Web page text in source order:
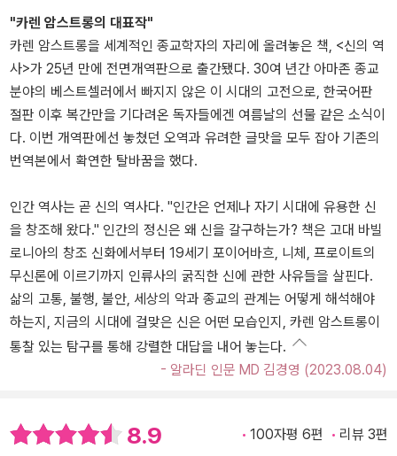
"카렌 암스트롱의 대표작"
카렌 암스트롱을 세계적인 종교학자의 자리에 올려놓은 책, <신의 역
사>가 25년 만에 전면개역판으로 출간됐다. 30여 년간 아마존 종교
분야의 베스트셀러에서 빠지지 않은 이 시대의 고전으로, 한국어판
절판 이후 복간만을 기다려온 독자들에겐 여름날의 선물 같은 소식이
다. 이번 개역판에선 놓쳤던 오역과 유려한 글맛을 모두 잡아 기존의
번역본에서 확연한 탈바꿈을 했다.
인간 역사는 곧 신의 역사다. "인간은 언제나 자기 시대에 유용한 신
을 창조해 왔다." 인간의 정신은 왜 신을 갈구하는가? 책은 고대 바빌
로니아의 창조 신화에서부터 19세기 포이어바흐, 니체, 프로이트의
무신론에 이르기까지 인류사의 굵직한 신에 관한 사유들을 살핀다.
삶의 고통, 불행, 불안, 세상의 악과 종교의 관계는 어떻게 해석해야
하는지, 지금의 시대에 걸맞은 신은 어떤 모습인지, 카렌 암스트롱이
통찰 있는 탐구를 통해 강렬한 대답을 내어 놓는다.
- 알라딘 인문 MD 김경영 (2023.08.04)
8.9 100자평 6편 리뷰 3편